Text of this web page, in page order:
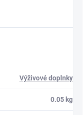
Výživové doplnky
0.05 kg